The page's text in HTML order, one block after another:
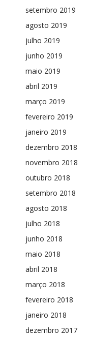
setembro 2019
agosto 2019
julho 2019
junho 2019
maio 2019
abril 2019
março 2019
fevereiro 2019
janeiro 2019
dezembro 2018
novembro 2018
outubro 2018
setembro 2018
agosto 2018
julho 2018
junho 2018
maio 2018
abril 2018
março 2018
fevereiro 2018
janeiro 2018
dezembro 2017